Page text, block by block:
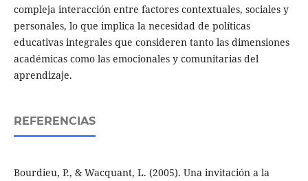
compleja interacción entre factores contextuales, sociales y
personales, lo que implica la necesidad de políticas
educativas integrales que consideren tanto las dimensiones
académicas como las emocionales y comunitarias del
aprendizaje.
REFERENCIAS
Bourdieu, P., & Wacquant, L. (2005). Una invitación a la